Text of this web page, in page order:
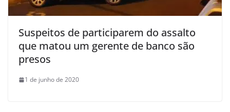
Suspeitos de participarem do assalto
que matou um gerente de banco são
presos
1 de junho de 2020